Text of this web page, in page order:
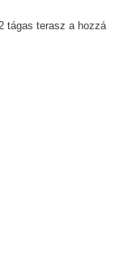
tágas terasz a hozzá